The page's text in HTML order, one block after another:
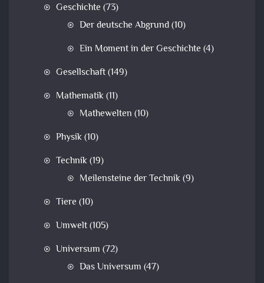
Geschichte (73)
Der deutsche Abgrund(10)
Ein Moment in der Geschichte (4)
Gesellschaft(149)
Mathematik(11)
Mathewelten (10)
Physik(10)
Technik(19)
Meilensteine der Technik(9)
Tiere (10)
Umwelt(105)
Universum (72)
Das Universum (47)